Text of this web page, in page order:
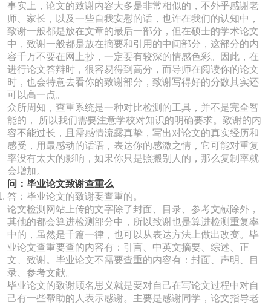
事实上，论文的致谢内容大多是非常相似的，不外乎感谢老
师、家长，以及一些自我安慰的话，也许在我们的认知中，
致谢一般都是放在文章的最后一部分，但在硕士的学术论文
中，致谢一般都是放在摘要和引用的中间部分，这部分的内
容千万不要在网上抄，一定要有较深的情感色彩。因此，在
进行论文答辩时，很容易得到高分，而导师在阅读你的论文
时，也会特意去看你的致谢部分，致谢写得好的分数其实还
可以高一点。
众所周知，查重系统是一种对比检测的工具，并不是完全智
能的， 所以我们需要注意学校对知识的明确要求。致谢的内
容不能过长，且需感情流露真挚，写出对论文的真实经历和
感受，用最感动的话语，表达你的感激之情，它可能对重复
率没有太大的影响，如果你只是照搬别人的，那么复制率就
会增加。
问：毕业论文致谢查重么
答：毕业论文的致谢要查重的。
论文检测网站上传的文字除了封面、目录、参考文献除外，
其他的都会算进检测部分中，所以致谢也是算进检测重复率
中的，虽然是千篇一律，也可以从表达方法上做出改变。毕
业论文查重要查的内容有：引言、中英文摘要、综述、正
文、致谢。毕业论文不需要查重的内容有：封面、声明、目
录、参考文献。
毕业论文的致谢顾名思义就是要对自己在写论文过程中对自
己有一些帮助的人表示感谢。主要是感谢同学，论文指导老